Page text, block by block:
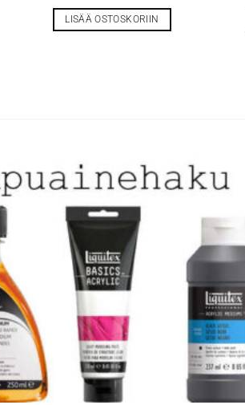
LISÄÄ OSTOSKORIIN